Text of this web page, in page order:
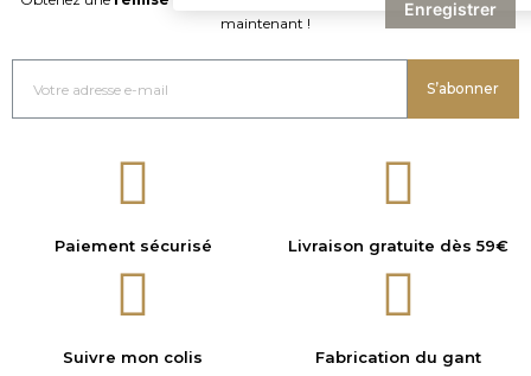
Enregistrer
maintenant !
S’abonner
Paiement sécurisé Livraison gratuite dès 59€
Suivre mon colis Fabrication du gant